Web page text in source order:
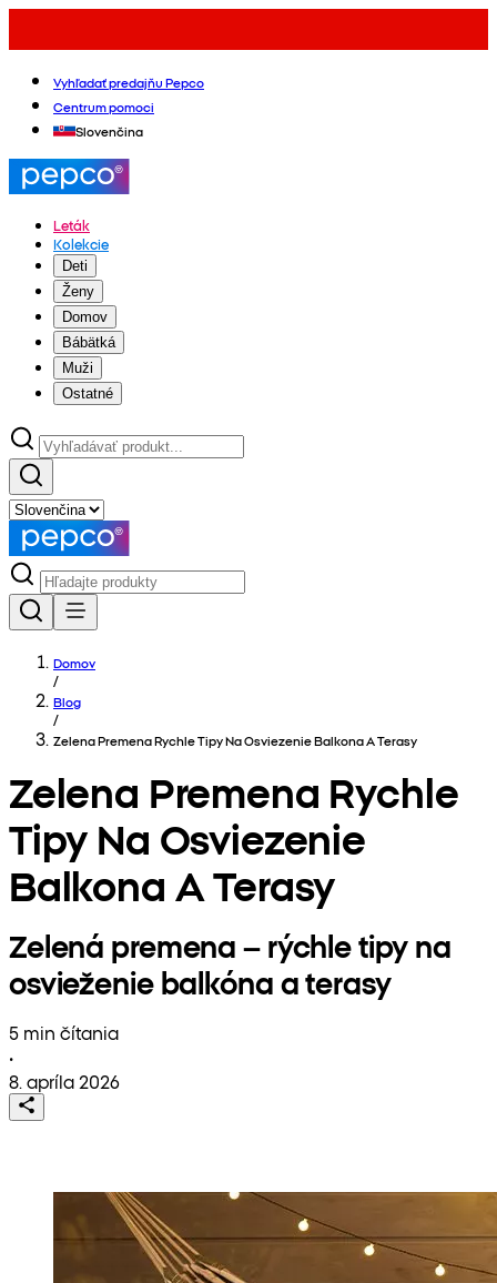
Vyhľadať predajňu Pepco
Centrum pomoci
Slovenčina
Leták
Kolekcie
Deti
Ženy
Domov
Bábätká
Muži
Ostatné
Domov
/
Blog
/
Zelena Premena Rychle Tipy Na Osviezenie Balkona A Terasy
Zelena Premena Rychle
Tipy Na Osviezenie
Balkona A Terasy
Zelená premena – rýchle tipy na
osvieženie balkóna a terasy
5 min čítania
•
8. apríla 2026